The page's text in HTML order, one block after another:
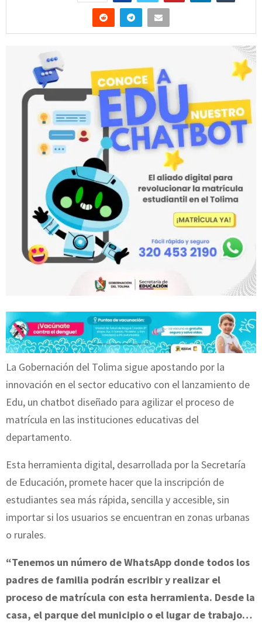
La Gobernación del Tolima sigue apostando por la
innovación en el sector educativo con el lanzamiento de
Edu, un chatbot diseñado para agilizar el proceso de
matrícula en las instituciones educativas del
departamento.
Esta herramienta digital, desarrollada por la Secretaría
de Educación, promete hacer que la inscripción de
estudiantes sea más rápida, sencilla y accesible, sin
importar si los usuarios se encuentran en zonas urbanas
o rurales.
“Tenemos un número de WhatsApp donde todos los
padres de familia podrán escribir y realizar el
proceso de matrícula con esta herramienta. Desde la
casa, el parque del municipio o el lugar de trabajo…